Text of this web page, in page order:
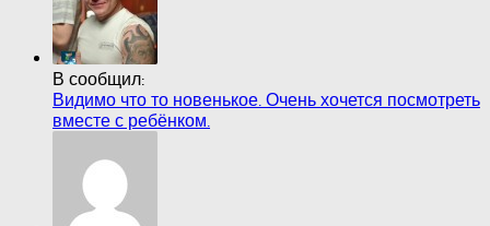
В сообщил:
Видимо что то новенькое. Очень хочется посмотреть
вместе с ребёнком.